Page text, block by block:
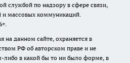
службой по надзору в сфере связи,
массовых коммуникаций.
данном сайте, охраняется в
РФ об авторском праве и не
либо в какой бы то ни было форме, в